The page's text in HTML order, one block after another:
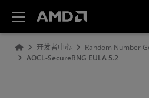
开发者中心
Random Number
AOCL-SecureRNG EULA 5.2